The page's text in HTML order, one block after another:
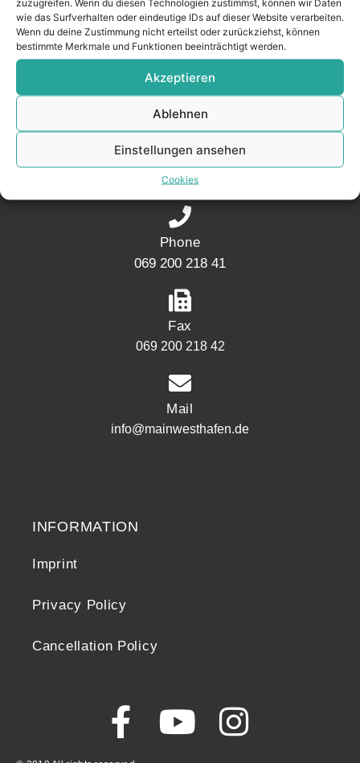
zuzugreifen. Wenn du diesen Technologien zustimmst, können wir Daten
wie das Surfverhalten oder eindeutige IDs auf dieser Website verarbeiten.
Wenn du deine Zustimmung nicht erteilst oder zurückziehst, können
bestimmte Merkmale und Funktionen beeinträchtigt werden.
Akzeptieren
Ablehnen
Einstellungen ansehen
Cookies
– since 2017.
CONTACT
Address
Speicherstraße 5
60327 Frankfurt
Phone
069 200 218 41
Fax
069 200 218 42
Mail
info@mainwesthafen.de
INFORMATION
Imprint
Privacy Policy
Cancellation Policy